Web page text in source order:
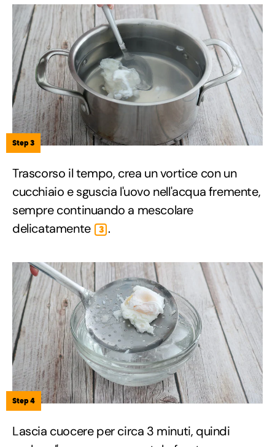
Step 3
Trascorso il tempo, crea un vortice con un
cucchiaio e sguscia l'uovo nell'acqua fremente,
sempre continuando a mescolare
delicatamente
3 .
Step 4
Lascia cuocere per circa 3 minuti, quindi